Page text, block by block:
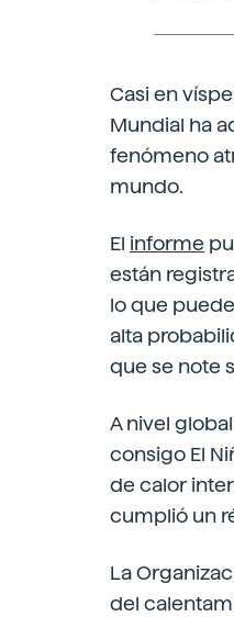
Casi en
Mundial ha
fenómeno
mundo.
El informe
están
lo que
alta
que se note
A nivel
consigo El
de calor
cumplió un
La
del